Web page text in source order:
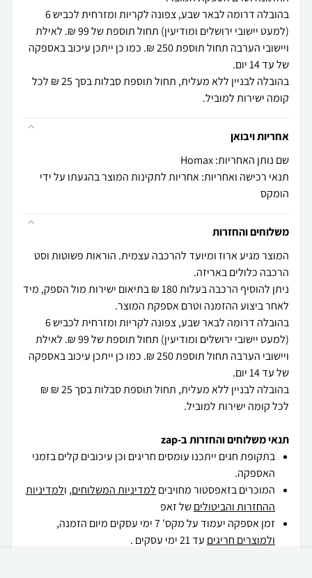
בהובלה דרומה לבאר שבע, צפונה לקריות ומזרחית לכביש 6
(למעט יישובי ירושלים ומודיעין) תחול תוספת של 99 ₪. לאילת
ויישובי הערבה תחול תוספת 250 ₪. כמו כן ייתכן עיכוב באספקה
בהובלה לבניין ללא מעלית, תחול תוספת סבלות בסך 25 ₪ לכל
קומה ישירות למוביל.
אחריות ויבואן
שם נותן האחריות: Homax
תנאי רכישה ואחריות: אחריות לתקינות המוצר בהגעתו על ידי
הומקס
משלוחים והחזרות
המוצר מגיע ארוז ומיועד להרכבה עצמית. הוראות פשוטות וסט
ניתן להוסיף הרכבה בעלות 180 ₪ בתיאום ישירות מול הספק, מיד
בהובלה דרומה לבאר שבע, צפונה לקריות ומזרחית לכביש 6
(למעט יישובי ירושלים ומודיעין) תחול תוספת של 99 ₪. לאילת
ויישובי הערבה תחול תוספת 250 ₪. כמו כן ייתכן עיכוב באספקה
בהובלה לבניין ללא מעלית, תחול תוספת סבלות בסך 25 ₪ ₪
לכל קומה ישירות למוביל.
תנאי משלוחים והחזרות ב-zap
בתקופת חגים ייתכנו עומסים חריגים וכן עיכובים קלים בזמני
האספקה.
המוכרים בזאפסטור מחויבים למדיניות המשלוחים, ולמדיניות
ההחזרות והביטוליםשל זאפ
זמן אספקה יעמוד על מקס' 7 ימי עסקים מיום הזמנה,
ולמוצרים חריגים עד 21 ימי עסקים .